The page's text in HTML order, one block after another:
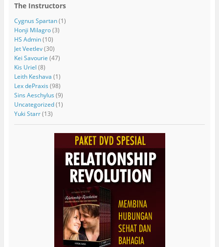
The Instructors
Cygnus Spartan(1)
Honji Milagro(3)
HS Admin(10)
Jet Veetlev(30)
Kei Savourie (47)
Kis Uriel (8)
Leith Keshava (1)
Lex dePraxis (98)
Sins Aeschylus (9)
Uncategorized(1)
Yuki Starr(13)